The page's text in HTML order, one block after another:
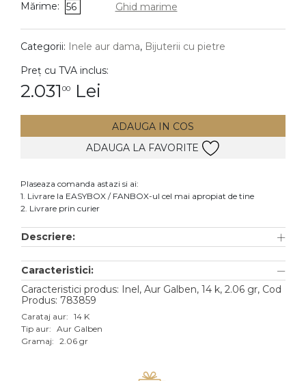
DIAMANTE Vezi toate
Cercei
Accesorii
Aur alb
Aur roz
Aur mixt
Mărime: 56 Ghid marime
Categorii: Inele aur dama, Bijuterii cu pietre
Preț cu TVA inclus:
2.031 00 Lei
ADAUGA IN COS
ADAUGA LA FAVORITE
Plaseaza comanda astazi si ai:
1. Livrare la EASYBOX / FANBOX-ul cel mai apropiat de tine
2. Livrare prin curier
Descriere:
Caracteristici:
Caracteristici produs: Inel, Aur Galben, 14 k, 2.06 gr, Cod
Produs: 783859
Carataj aur: 14 K
Tip aur: Aur Galben
Gramaj: 2.06 gr